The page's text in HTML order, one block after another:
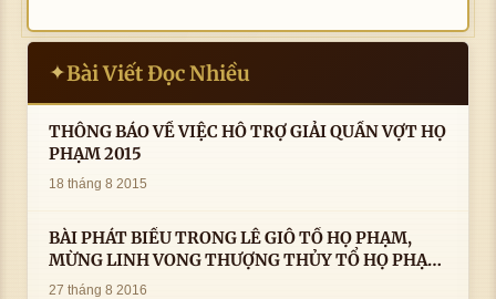
✦Bài Viết Đọc Nhiều
THÔNG BÁO VỀ VIỆC HỖ TRỢ GIẢI QUẦN VỢT HỌ
PHẠM 2015
18 tháng 8 2015
BÀI PHÁT BIỂU TRONG LÊ GIỖ TỔ HỌ PHẠM,
MỪNG LINH VONG THƯỢNG THỦY TỔ HỌ PHẠM
AN VỊ TAI CÀ MAU- ( 22/8/2016) CỦA LS.TS.NV.
27 tháng 8 2016